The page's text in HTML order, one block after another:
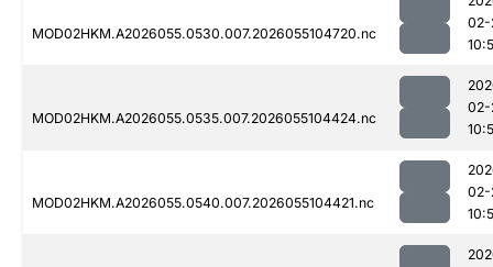
MOD02HKM.A2026055.0530.007.2026055104720.nc
02-
MOD02HKM.A2026055.0535.007.2026055104424.nc
02-
MOD02HKM.A2026055.0540.007.2026055104421.nc
02-